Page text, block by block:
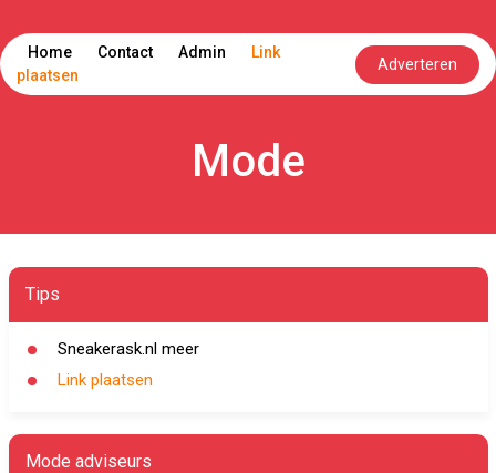
Home Contact Admin
Link
plaatsen
Adverteren
Mode
Tips
Sneakerask.nl meer
Link plaatsen
Mode adviseurs